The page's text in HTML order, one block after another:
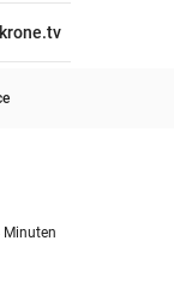
krone.tv
Minuten